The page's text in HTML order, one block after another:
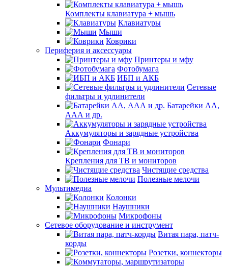
Комплекты клавиатура + мышь
Клавиатуры
Мыши
Коврики
Периферия и аксессуары
Принтеры и мфу
Фотобумага
ИБП и АКБ
Сетевые
фильтры и удлинители
Батарейки АА,
ААА и др.
Аккумуляторы и зарядные устройства
Фонари
Крепления для ТВ и мониторов
Чистящие средства
Полезные мелочи
Мультимедиа
Колонки
Наушники
Микрофоны
Сетевое оборудование и инструмент
Витая пара, патч-
корды
Розетки, коннекторы